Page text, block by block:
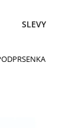
SLEVY